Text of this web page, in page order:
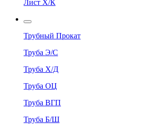
Лист Х/К
Трубный Прокат
Труба Э/С
Труба Х/Д
Труба ОЦ
Труба ВГП
Труба Б/Ш